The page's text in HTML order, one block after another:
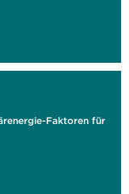
Faktoren für